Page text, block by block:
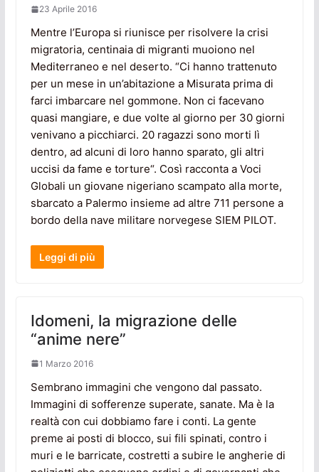
23 Aprile 2016
Mentre l’Europa si riunisce per risolvere la crisi
migratoria, centinaia di migranti muoiono nel
Mediterraneo e nel deserto. “Ci hanno trattenuto
per un mese in un’abitazione a Misurata prima di
farci imbarcare nel gommone. Non ci facevano
quasi mangiare, e due volte al giorno per 30 giorni
venivano a picchiarci. 20 ragazzi sono morti lì
dentro, ad alcuni di loro hanno sparato, gli altri
uccisi da fame e torture“. Così racconta a Voci
Globali un giovane nigeriano scampato alla morte,
sbarcato a Palermo insieme ad altre 711 persone a
bordo della nave militare norvegese SIEM PILOT.
Leggi di più
Idomeni, la migrazione delle
“anime nere”
1 Marzo 2016
Sembrano immagini che vengono dal passato.
Immagini di sofferenze superate, sanate. Ma è la
realtà con cui dobbiamo fare i conti. La gente
preme ai posti di blocco, sui fili spinati, contro i
muri e le barricate, costretti a subire le angherie di